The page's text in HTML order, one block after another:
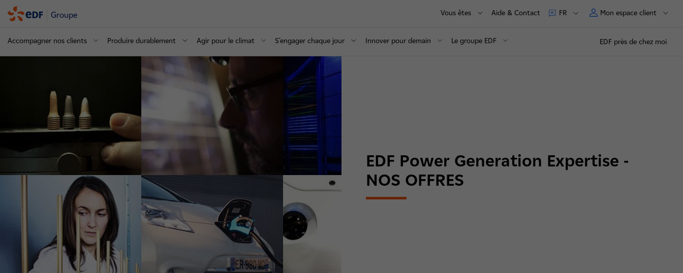
Groupe Vous êtes Aide & Contact FR Mon espace client
Accompagner nos clients Produire durablement Agir pour le climat S’engager chaque jour Innover pour demain Le groupe EDF EDF près de chez moi
EDF Power Generation Expertise -
NOS OFFRES